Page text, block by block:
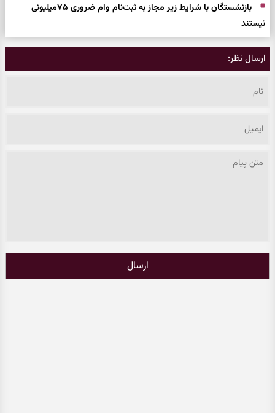
بازنشستگان با شرایط زیر مجاز به ثبت‌نام وام ضروری ۷۵میلیونی
نیستند
ارسال نظر:
ارسال